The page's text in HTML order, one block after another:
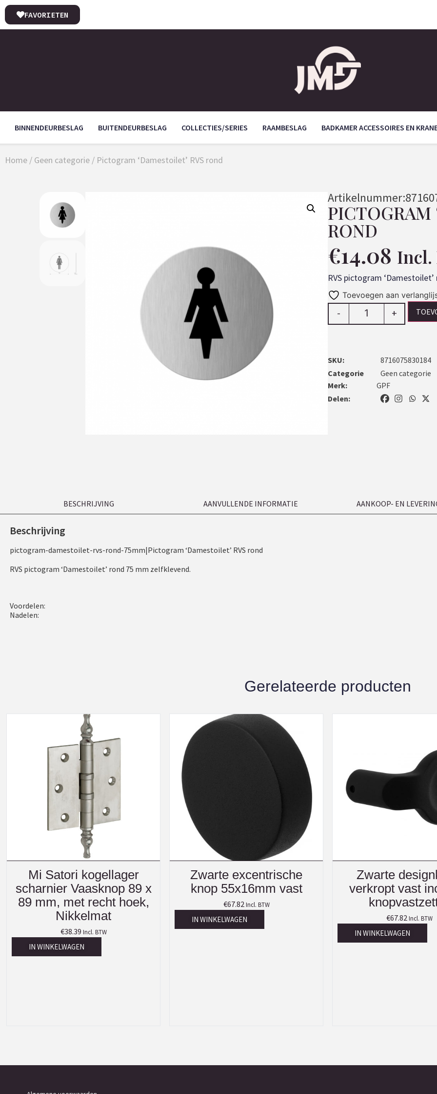
FAVORIETEN
BINNENDEURBESLAG BUITENDEURBESLAG COLLECTIES/SERIES RAAMBESLAG BADKAMER ACCESSOIRES EN
Home / Geen categorie / Pictogram ‘Damestoilet’ RVS rond
Artikelnummer:
PICTOGRAM
ROND
€14.08 Incl.
RVS pictogram
Toevoegen aan
- +
SKU:
8716075830184
Categorie
Geen categorie
Merk:
GPF
Delen:
BESCHRIJVING AANVULLENDE INFORMATIE AANKOOP- EN
Beschrijving
pictogram-damestoilet-rvs-rond-75mm|Pictogram ‘Damestoilet’ RVS rond
RVS pictogram ‘Damestoilet’ rond 75 mm zelfklevend.
Voordelen:
Nadelen:
Gerelateerde producten
Mi Satori kogellager
scharnier Vaasknop 89 x
89 mm, met recht hoek,
Nikkelmat
€38.39 Incl. BTW
IN WINKELWAGEN
Zwarte excentrische
knop 55x16mm vast
€67.82 Incl. BTW
IN WINKELWAGEN
Zwarte
verkropt vast
€67.82 Incl. BTW
IN WINKELWAGEN